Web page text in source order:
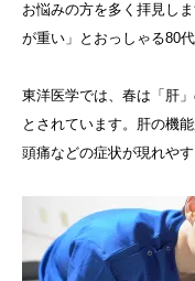
お悩みの方を多く拝見し
が重い」とおっしゃる80
東洋医学では、春は「肝
とされています。肝の機
頭痛などの症状が現れやす